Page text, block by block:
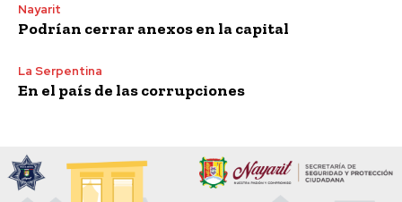
Nayarit
Podrían cerrar anexos en la capital
La Serpentina
En el país de las corrupciones